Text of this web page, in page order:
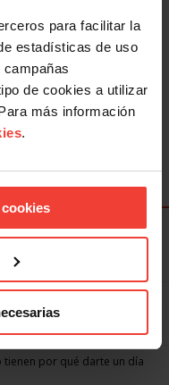
para facilitar la
estadísticas de uso
de cookies a utilizar
más información
.
tienen por qué darte un día